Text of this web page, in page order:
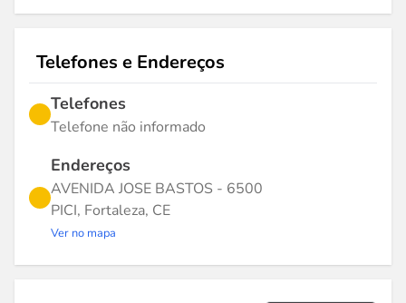
Telefones e Endereços
Telefones
Telefone não informado
Endereços
AVENIDA JOSE BASTOS - 6500
PICI, Fortaleza, CE
Ver no mapa